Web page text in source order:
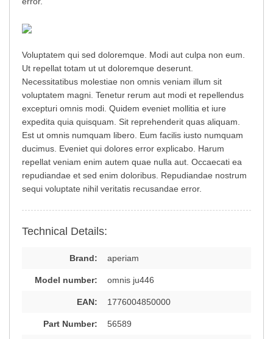
Voluptatem qui sed doloremque. Modi aut culpa non eum.
Ut repellat totam ut ut doloremque deserunt.
Necessitatibus molestiae non omnis veniam illum sit
voluptatem magni. Tenetur rerum aut modi et repellendus
excepturi omnis modi. Quidem eveniet mollitia et iure
expedita quia quisquam. Sit reprehenderit quas aliquam.
Est ut omnis numquam libero. Eum facilis iusto numquam
ducimus. Eveniet qui dolores error explicabo. Harum
repellat veniam enim autem quae nulla aut. Occaecati ea
repudiandae et sed enim doloribus. Repudiandae nostrum
sequi voluptate nihil veritatis recusandae error.
Technical Details:
Brand: aperiam
Model number: omnis ju446
EAN: 1776004850000
Part Number: 56589